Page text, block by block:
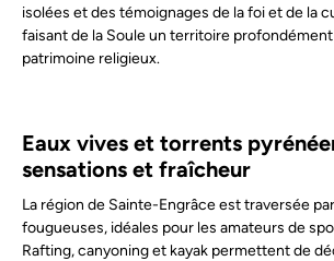
isolées et des témoignages de la foi et de la
faisant de la Soule un territoire
patrimoine religieux.
Eaux vives et torrents
sensations et fraîcheur
La région de Sainte-Engrâce est traversée
fougueuses, idéales pour les amateurs de
Rafting, canyoning et kayak permettent de